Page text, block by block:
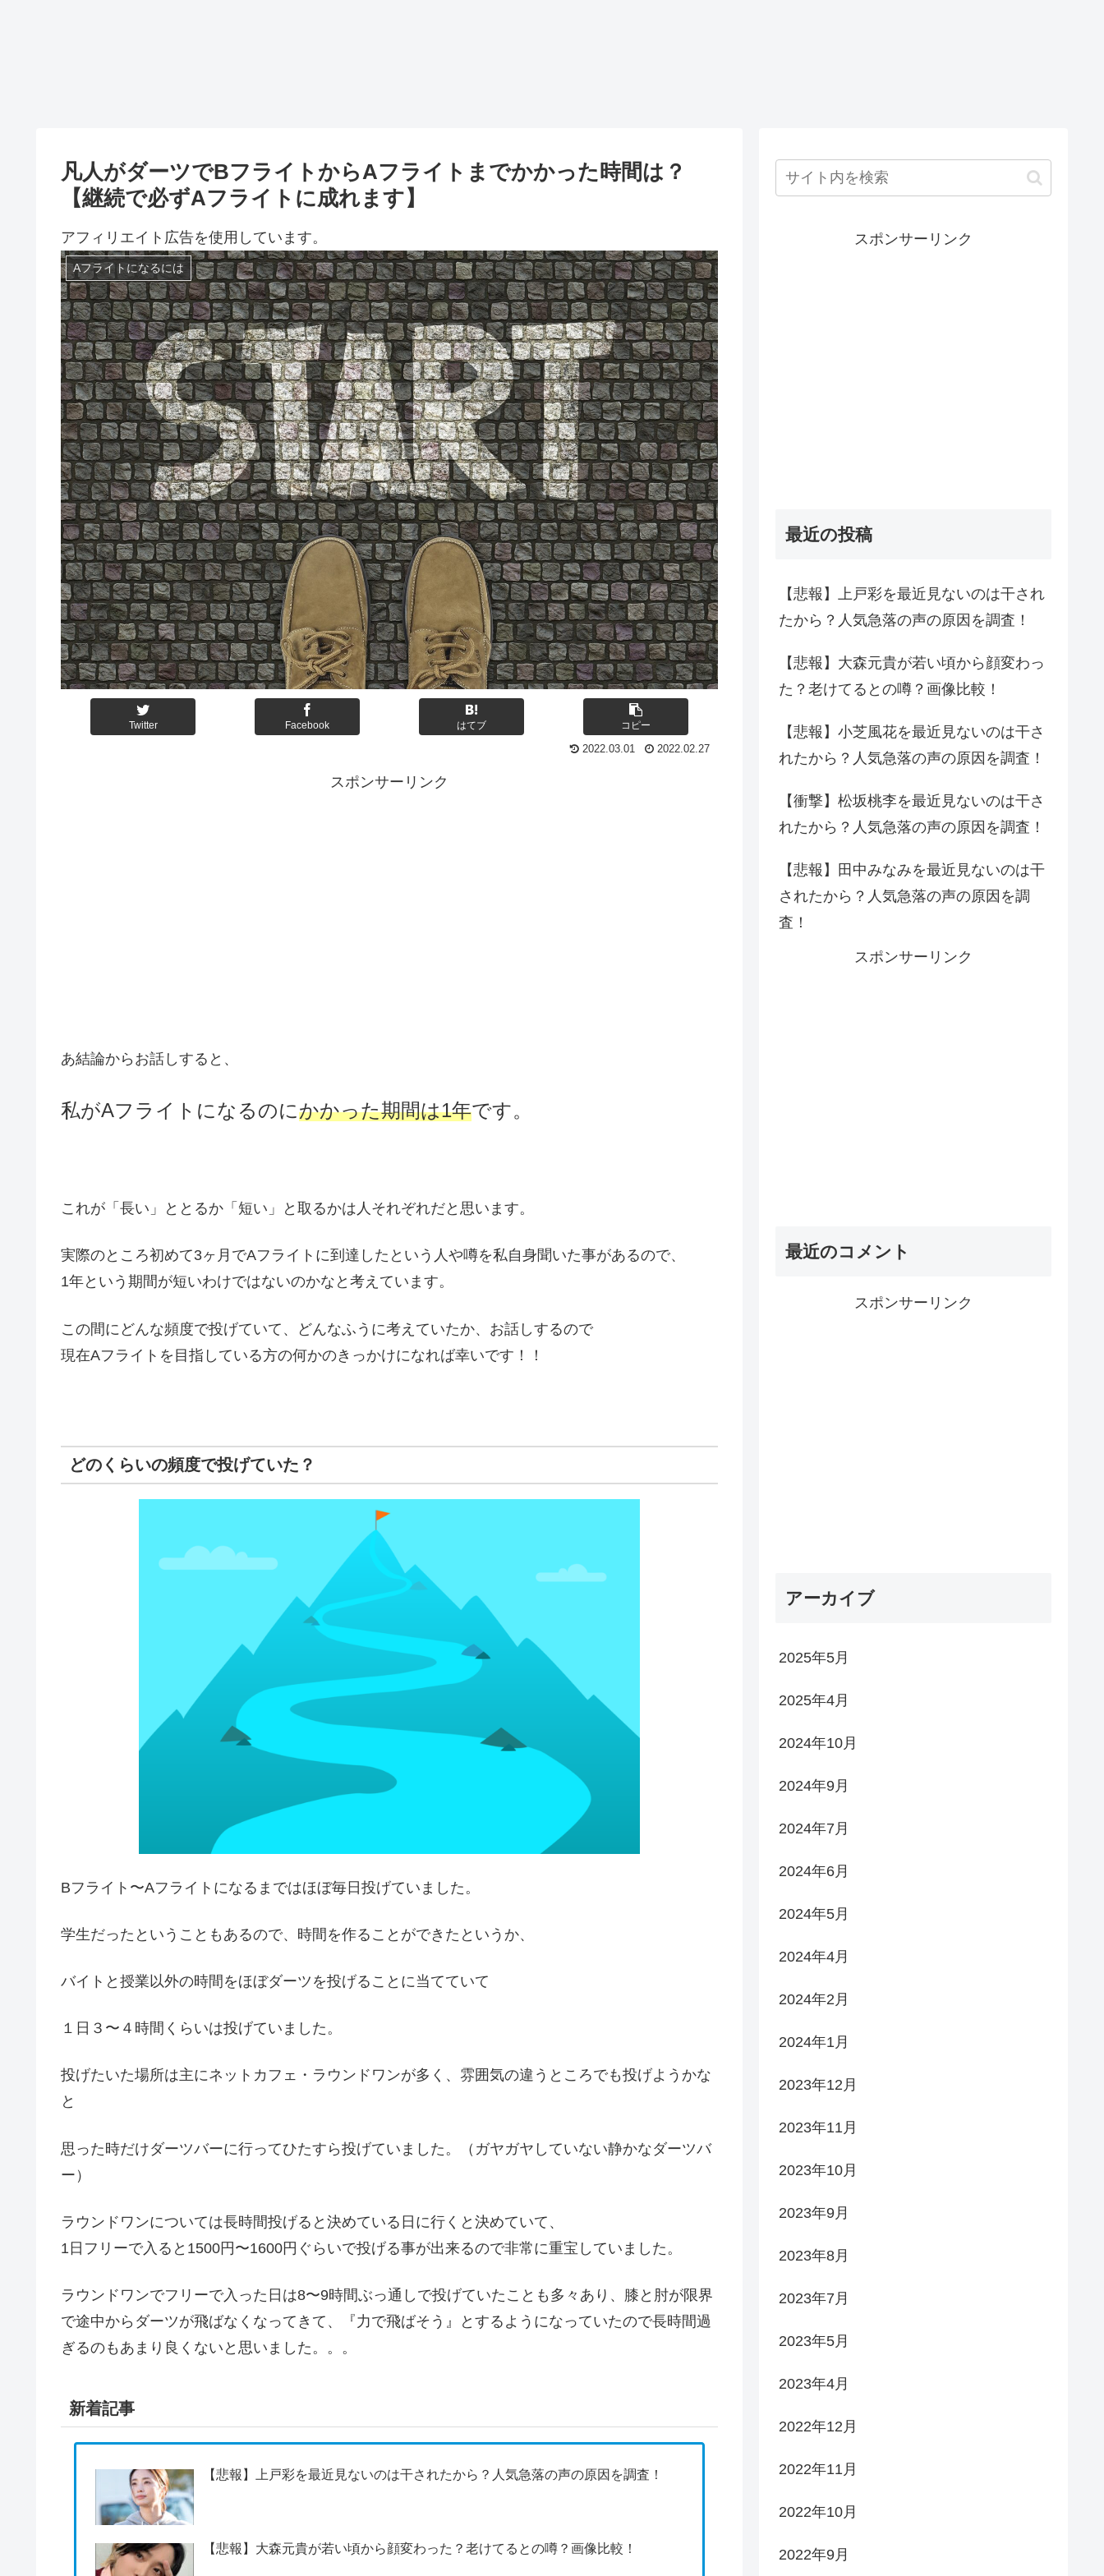
凡人がダーツでBフライトからAフライトまでかかった時間は？
【継続で必ずAフライトに成れます】
アフィリエイト広告を使用しています。
Aフライトになるには
Twitter Facebook はてブ コピー
2022.03.01 2022.02.27
スポンサーリンク
あ結論からお話しすると、
私がAフライトになるのにかかった期間は1年です。
これが「長い」ととるか「短い」と取るかは人それぞれだと思います。
実際のところ初めて3ヶ月でAフライトに到達したという人や噂を私自身聞いた事があるので、
1年という期間が短いわけではないのかなと考えています。
この間にどんな頻度で投げていて、どんなふうに考えていたか、お話しするので
現在Aフライトを目指している方の何かのきっかけになれば幸いです！！
どのくらいの頻度で投げていた？
Bフライト〜Aフライトになるまではほぼ毎日投げていました。
学生だったということもあるので、時間を作ることができたというか、
バイトと授業以外の時間をほぼダーツを投げることに当てていて
１日３〜４時間くらいは投げていました。
投げたいた場所は主にネットカフェ・ラウンドワンが多く、雰囲気の違うところでも投げようかな
と
思った時だけダーツバーに行ってひたすら投げていました。（ガヤガヤしていない静かなダーツバ
ー）
ラウンドワンについては長時間投げると決めている日に行くと決めていて、
1日フリーで入ると1500円〜1600円ぐらいで投げる事が出来るので非常に重宝していました。
ラウンドワンでフリーで入った日は8〜9時間ぶっ通しで投げていたことも多々あり、膝と肘が限界
で途中からダーツが飛ばなくなってきて、『力で飛ばそう』とするようになっていたので長時間過
ぎるのもあまり良くないと思いました。。。
新着記事
【悲報】上戸彩を最近見ないのは干されたから？人気急落の声の原因を調査！
【悲報】大森元貴が若い頃から顔変わった？老けてるとの噂？画像比較！
スポンサーリンク
最近の投稿
【悲報】上戸彩を最近見ないのは干され
たから？人気急落の声の原因を調査！
【悲報】大森元貴が若い頃から顔変わっ
た？老けてるとの噂？画像比較！
【悲報】小芝風花を最近見ないのは干さ
れたから？人気急落の声の原因を調査！
【衝撃】松坂桃李を最近見ないのは干さ
れたから？人気急落の声の原因を調査！
【悲報】田中みなみを最近見ないのは干
されたから？人気急落の声の原因を調
査！
スポンサーリンク
最近のコメント
スポンサーリンク
アーカイブ
2025年5月
2025年4月
2024年10月
2024年9月
2024年7月
2024年6月
2024年5月
2024年4月
2024年2月
2024年1月
2023年12月
2023年11月
2023年10月
2023年9月
2023年8月
2023年7月
2023年5月
2023年4月
2022年12月
2022年11月
2022年10月
2022年9月